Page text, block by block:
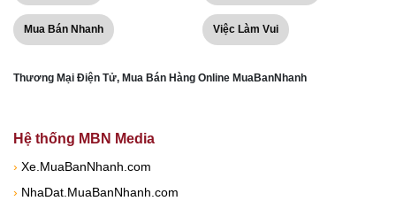
Mua Bán Nhanh Việc Làm Vui
Thương Mại Điện Tử, Mua Bán Hàng Online MuaBanNhanh
Hệ thống MBN Media
› Xe.MuaBanNhanh.com
› NhaDat.MuaBanNhanh.com